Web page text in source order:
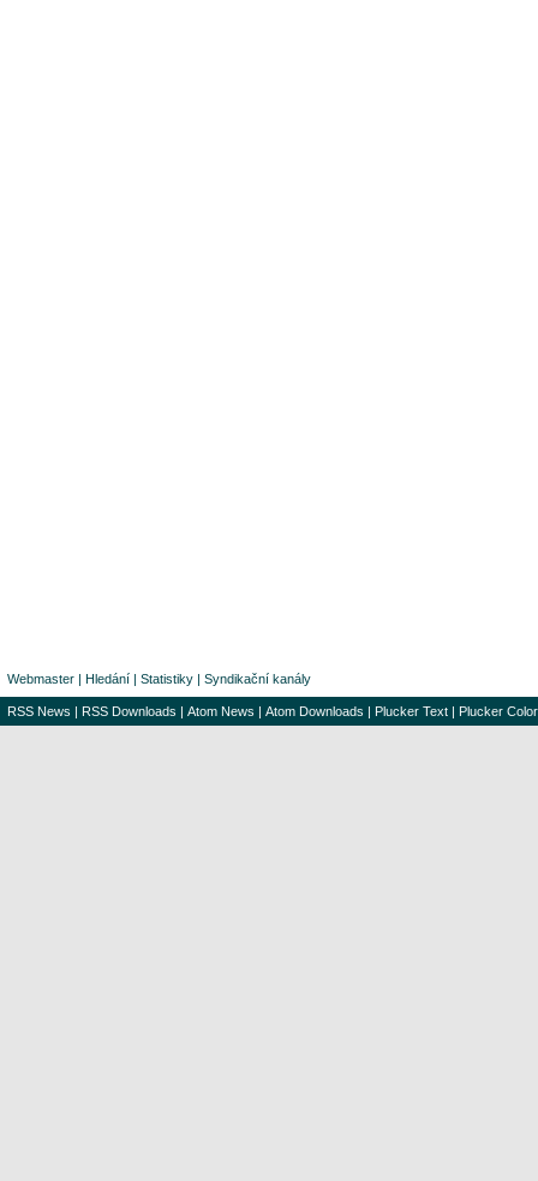
Webmaster | Hledání | Statistiky | Syndikační kanály
RSS News | RSS Downloads | Atom News | Atom Downloads | Plucker Text | Plucker Color